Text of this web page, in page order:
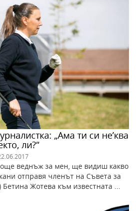
„Ама ти си не’ква
ли?“
още веднъж за мен, ще видиш какво
отправя членът на Съвета за
Жотева към известната ...